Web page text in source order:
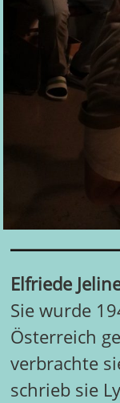
Elfriede
Sie wurde
Österreich
verbrachte
schrieb sie